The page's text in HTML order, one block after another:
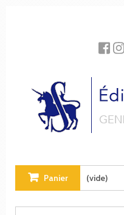
Panier (vide)